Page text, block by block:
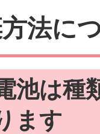
法に
池は種
ます